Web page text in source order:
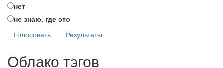
нет
не знаю, где это
Голосовать
Результаты
Облако тэгов